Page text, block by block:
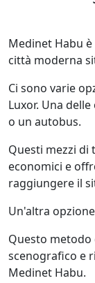
Medinet Habu
città moderna
Ci sono varie
Luxor. Una
o un autobus.
Questi mezzi
economici e
raggiungere il
Un'altra
Questo
scenografico e
Medinet Habu.